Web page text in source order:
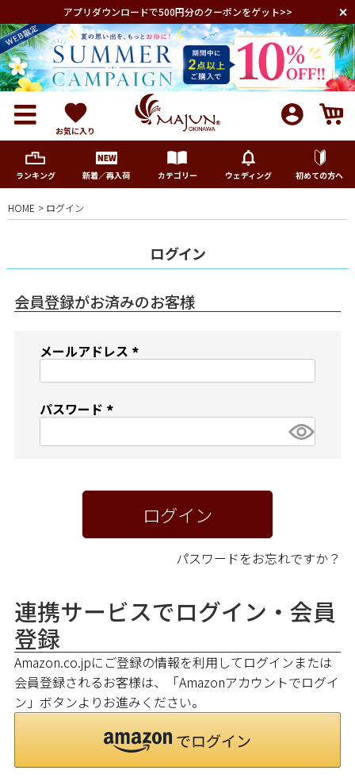
アプリダウンロードで500円分のクーポンをゲット>>
お気に入り
ランキング 新着／再入荷 カテゴリー ウェディング 初めての方へ
メンズ
キッズ
ペア商品
ランキング
サイズから探す
レーベルから探す
HOME ログイン
ログイン
会員登録がお済みのお客様
メールアドレス
必
)
パスワード
必
ログイン
パスワードをお忘れですか？
連携サービスでログイン・会員
登録
Amazon.co.jpにご登録の情報を利用してログインまたは
会員登録されるお客様は、「Amazonアカウントでログイ
ン」ボタンよりお進みください。